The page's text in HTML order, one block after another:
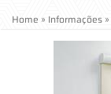
Home » Informações »